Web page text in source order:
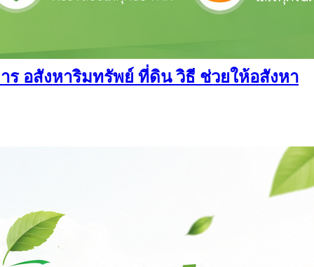
ร อสังหาริมทรัพย์ ที่ดิน วิธี ช่วยให้อสังหา